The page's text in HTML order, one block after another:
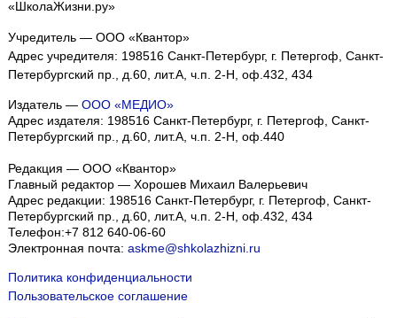
«ШколаЖизни.ру»
Учредитель — ООО «Квантор»
Адрес учредителя: 198516 Санкт-Петербург, г. Петергоф, Санкт-
Петербургский пр., д.60, лит.А, ч.п. 2-Н, оф.432, 434
Издатель — ООО «МЕДИО»
Адрес издателя: 198516 Санкт-Петербург, г. Петергоф, Санкт-
Петербургский пр., д.60, лит.А, ч.п. 2-Н, оф.440
Редакция — ООО «Квантор»
Главный редактор — Хорошев Михаил Валерьевич
Адрес редакции: 198516 Санкт-Петербург, г. Петергоф Санкт-
Петербургский пр., д.60, лит.А, ч.п. 2-Н, оф.432, 434
Телефон:+7 812 640-06-60
Электронная почта: askme@shkolazhizni.ru
Политика конфиденциальности
Пользовательское соглашение